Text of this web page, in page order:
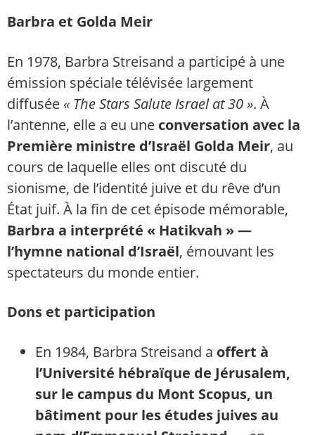
Barbra et Golda Meir
En 1978, Barbra Streisand a participé à une
émission spéciale télévisée largement
diffusée « The Stars Salute Israel at 30 ». À
l’antenne, elle a eu une conversation avec la
Première ministre d’Israël Golda Meir, au
cours de laquelle elles ont discuté du
sionisme, de l’identité juive et du rêve d’un
État juif. À la fin de cet épisode mémorable,
Barbra a interprété « Hatikvah » —
l’hymne national d’Israël, émouvant les
spectateurs du monde entier.
Dons et participation
En 1984, Barbra Streisand a offert à
l’Université hébraïque de Jérusalem,
sur le campus du Mont Scopus, un
bâtiment pour les études juives au